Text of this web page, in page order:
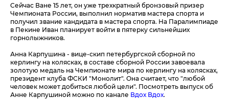
Cейчас Ване 15 лет, он уже трехкратный бронзовый призер
Чемпионата России, выполнил норматив мастера спорта и
получил звание кандидата в мастера спорта. На Паралимпиаде
в Пекине Иван планирует войти в пятерку сильнейших
горнолыжников.
Анна Карпушина - вице-скип петербургской сборной по
керлингу на колясках, в составе сборной России завоевала
золотую медаль на Чемпионате мира по керлингу на колясках,
президент клуба ФСКИ "Монолит". Она считает, что "любой
человек может добиться любой цели". Посмотреть выпуск об
Анне Карпушиной можно по канале Вдох Вдох.